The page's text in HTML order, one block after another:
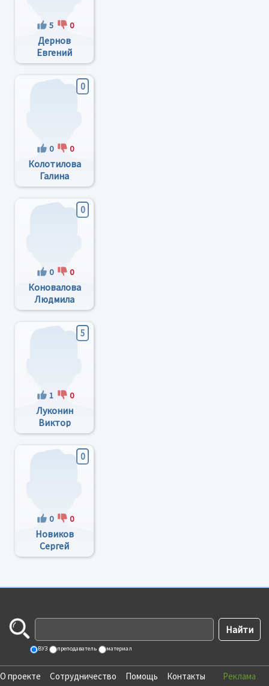
5 0
Дернов
Евгений
Николаевич
0
0 0
Колотилова
Галина
Викторовна
0
0 0
Коновалова
Людмила
Клавдиевна
5
1 0
Луконин
Виктор
Павлович
0
0 0
Новиков
Сергей
Борисович
ВУЗ преподаватель материал
О проекте Сотрудничество Помощь Контакты Реклама